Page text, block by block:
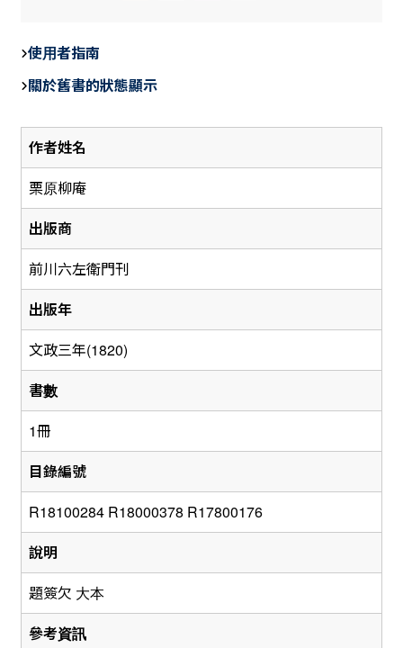
作者姓名
栗原柳庵
出版商
前川六左衛門刊
出版年
文政三年(1820)
書數
1冊
目錄編號
R18100284 R18000378 R17800176
說明
題簽欠 大本
參考資訊
e
b
o
o
使用者指南
關於舊書的狀態顯示